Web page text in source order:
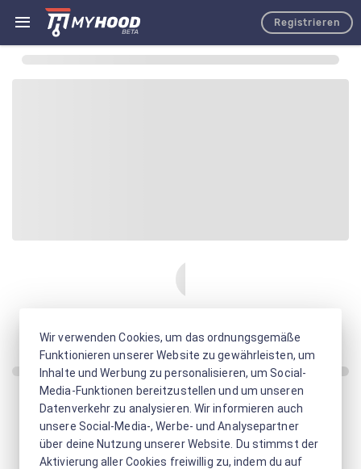
Registrieren
Wir verwenden Cookies, um das ordnungsgemäße
Funktionieren unserer Website zu gewährleisten, um
Inhalte und Werbung zu personalisieren, um Social-
Media-Funktionen bereitzustellen und um unseren
Datenverkehr zu analysieren. Wir informieren auch
unsere Social-Media-, Werbe- und Analysepartner
über deine Nutzung unserer Website. Du stimmst der
Aktivierung aller Cookies freiwillig zu, indem du auf